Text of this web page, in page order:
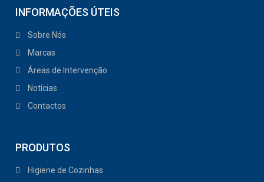
INFORMAÇÕES ÚTEIS
Sobre Nós
Marcas
Áreas de Intervenção
Notícias
Contactos
PRODUTOS
Higiene de Cozinhas